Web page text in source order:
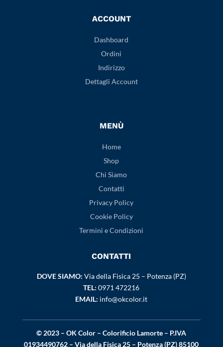
ACCOUNT
Dashboard
Ordini
Indirizzo
Dettagli Account
MENÙ
Home
Shop
Chi Siamo
Contatti
Privacy Policy
Cookie Policy
Termini e Condizioni
CONTATTI
DOVE SIAMO: Via della Fisica 25 – Potenza (PZ)
TEL: 0971 472216
EMAIL: info@okcolor.it
© 2023 – OK Color – Colorificio Lamorte – P.IVA
01934490762 – Via della Fisica 25 – Potenza (PZ) 85100